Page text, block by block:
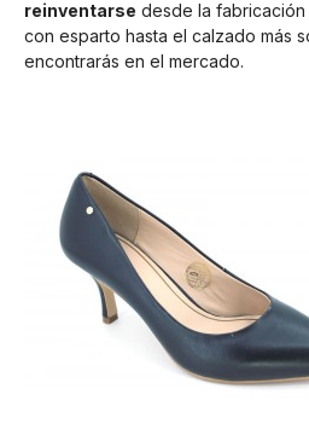
reinventarse desde la fabricación
con esparto hasta el calzado más
encontrarás en el mercado.